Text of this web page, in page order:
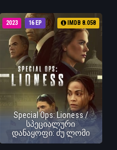
16 EP
2023 IMDB 8.058
Special Ops: Lioness /
სპეციალური
დანაყოფი: ძუ ლომი